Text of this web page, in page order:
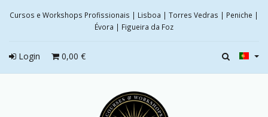
Cursos e Workshops Profissionais | Lisboa | Torres Vedras | Peniche |
Évora | Figueira da Foz
Login 0,00 €